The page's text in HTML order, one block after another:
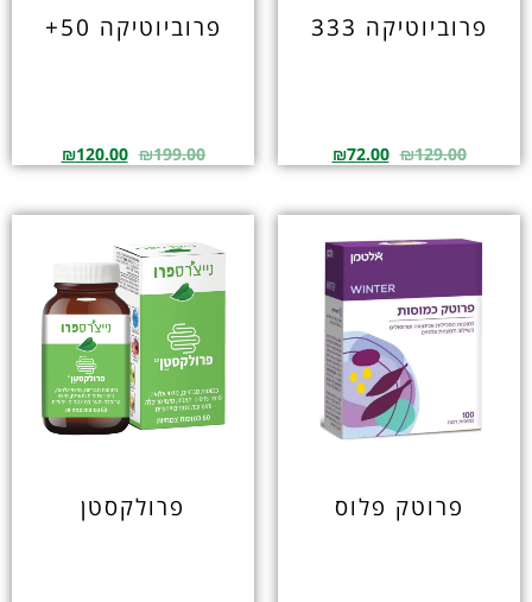
פרוביוטיקה 333
₪129.00
₪72.00
פרוביוטיקה 50+
₪199.00
₪120.00
פרוטק פלוס פרולקסטן